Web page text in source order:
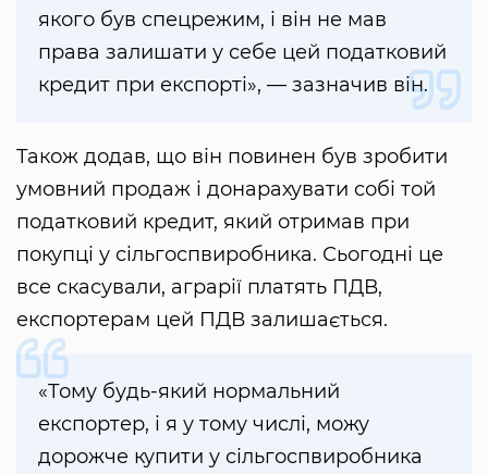
якого був спецрежим, і він не мав
права залишати у себе цей податковий
кредит при експорті», — зазначив він.
Також додав, що він повинен був зробити
умовний продаж і донарахувати собі той
податковий кредит, який отримав при
покупці у сільгоспвиробника. Сьогодні це
все скасували, аграрії платять ПДВ,
експортерам цей ПДВ залишається.
«Тому будь-який нормальний
експортер, і я у тому числі, можу
дорожче купити у сільгоспвиробника